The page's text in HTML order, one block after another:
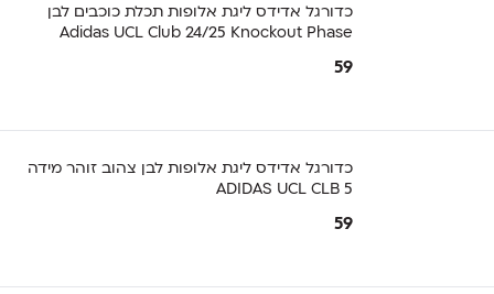
כדורגל אדידס ליגת אלופות תכלת כוכבים לבן
Adidas UCL Club 24/25 Knockout Phase
59
כדורגל אדידס ליגת אלופות לבן צהוב זוהר מידה
5 ADIDAS UCL CLB
59